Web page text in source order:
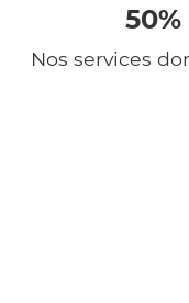
Nos services